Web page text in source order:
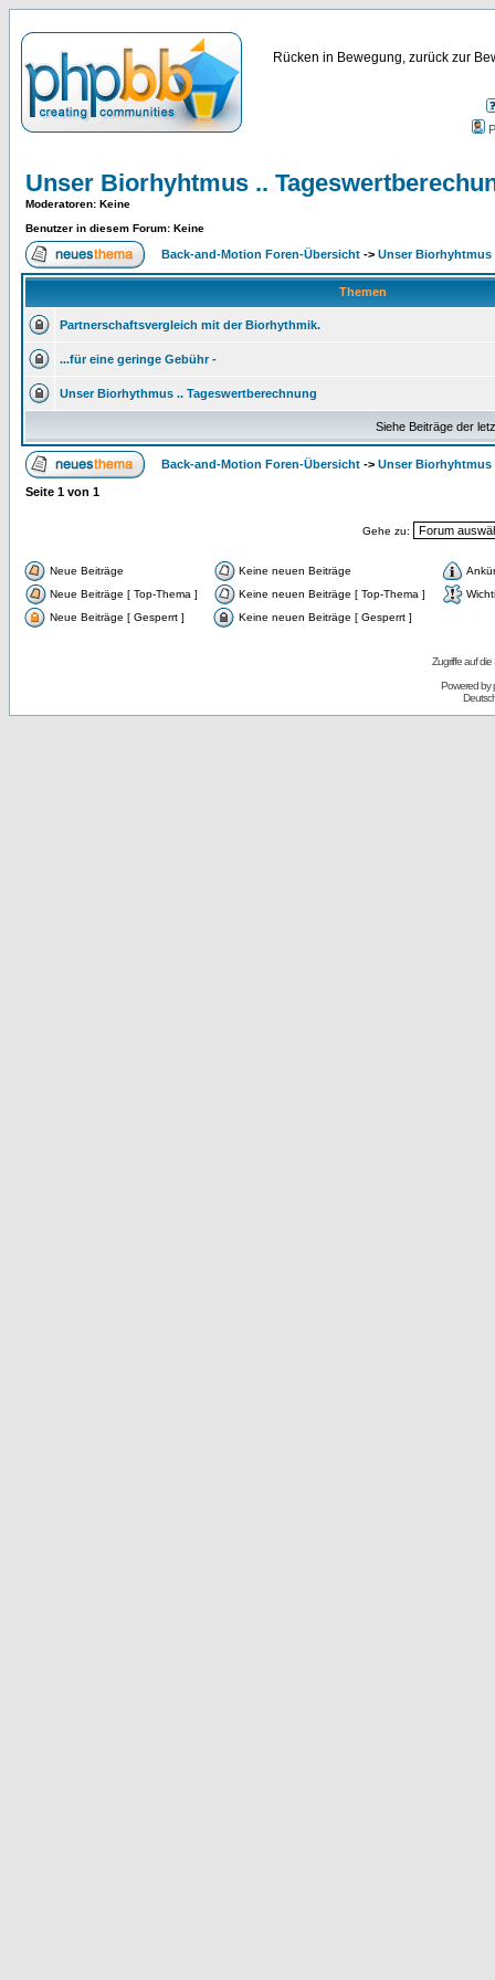
Rücken in Bewegung, zurück zur
Unser Biorhyhtmus ..
Moderatoren: Keine
Benutzer in diesem Forum: Keine
Back-and-Motion Foren-Übersicht -> Unser Biorhyhtmus
Themen
Partnerschaftsvergleich mit der Biorhythmik.
...für eine geringe Gebühr -
Unser Biorhythmus .. Tageswertberechnung
Siehe Beiträge der
Back-and-Motion Foren-Übersicht -> Unser Biorhyhtmus
Seite 1 von 1
Gehe zu:
Neue Beiträge Keine neuen Beiträge
Neue Beiträge [ Top-Thema ]
Keine neuen Beiträge [ Top-Thema ]
Neue Beiträge [ Gesperrt ]
Keine neuen Beiträge [ Gesperrt ]
Zugriffe auf
Powered by